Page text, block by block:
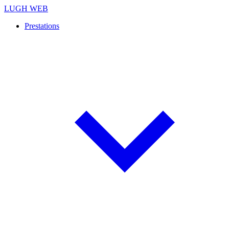
LUGH WEB
Prestations